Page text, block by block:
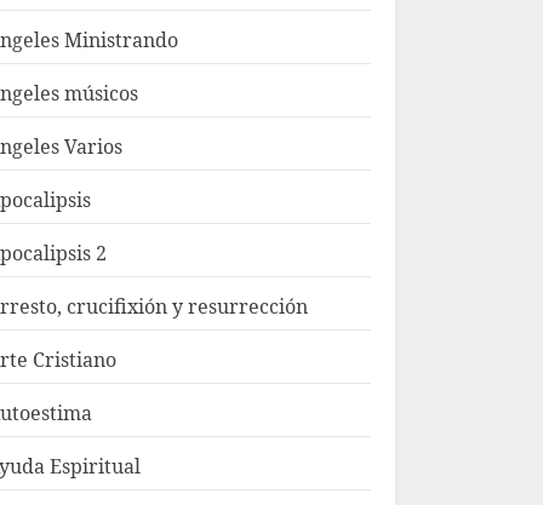
Ministrando
músicos
Varios
2
crucifixión y resurrección
Cristiano
Espiritual